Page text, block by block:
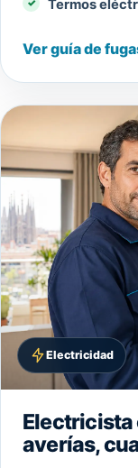
Termos
Ver guía de
Electricidad
Electricista
averías,